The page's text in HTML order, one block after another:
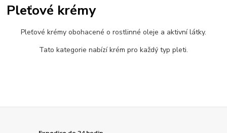
Pleťové krémy
Pleťové krémy obohacené o rostlinné oleje a aktivní látky.
Tato kategorie nabízí krém pro každý typ pleti.